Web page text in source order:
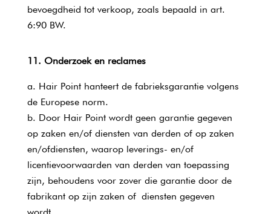
bevoegdheid tot verkoop, zoals bepaald in art.
6:90 BW.
11. Onderzoek en reclames
Hair Point hanteert de fabrieksgarantie volgens
de Europese norm.
Door Hair Point wordt geen garantie gegeven
op zaken en/of diensten van derden of op zaken
en/ofdiensten, waarop leverings- en/of
licentievoorwaarden van derden van toepassing
zijn, behoudens voor zover die garantie door de
fabrikant op zijn zaken of diensten gegeven